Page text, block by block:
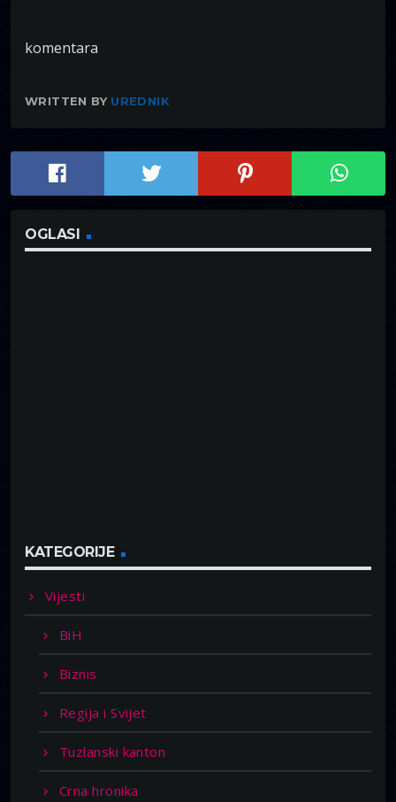
komentara
WRITTEN BY UREDNIK
OGLASI
KATEGORIJE
Vijesti
BiH
Biznis
Regija i Svijet
Tuzlanski kanton
Crna hronika